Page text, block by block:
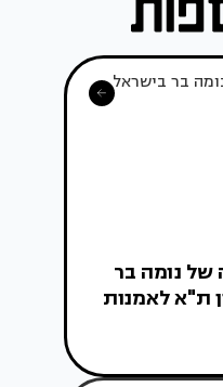
של נומה בר
ת"א לאמנות